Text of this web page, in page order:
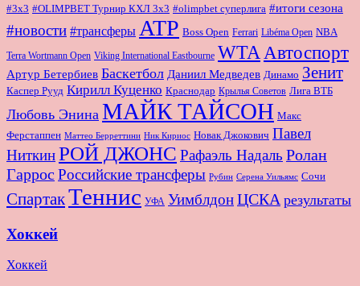
#3x3 #OLIMPBET Турнир КХЛ 3x3 #olimpbet суперлига #итоги сезона
#новости #трансферы ATP Boss Open Ferrari Libéma Open NBA
Terra Wortmann Open Viking International Eastbourne WTA Автоспорт
Артур Бетербиев Баскетбол Даниил Медведев Динамо Зенит
Каспер Рууд Кирилл Куценко Краснодар Крылья Советов Лига ВТБ
Любовь Энина МАЙК ТАЙСОН Макс
Ферстаппен Маттео Берреттини Ник Кириос Новак Джокович Павел
НиткинРОЙ ДЖОНС Рафаэль Надаль Ролан
Гаррос Российские трансферы Рубин Серена Уильямс Сочи
СпартакТеннис УФА УимблдонЦСКА результаты
Хоккей
Хоккей